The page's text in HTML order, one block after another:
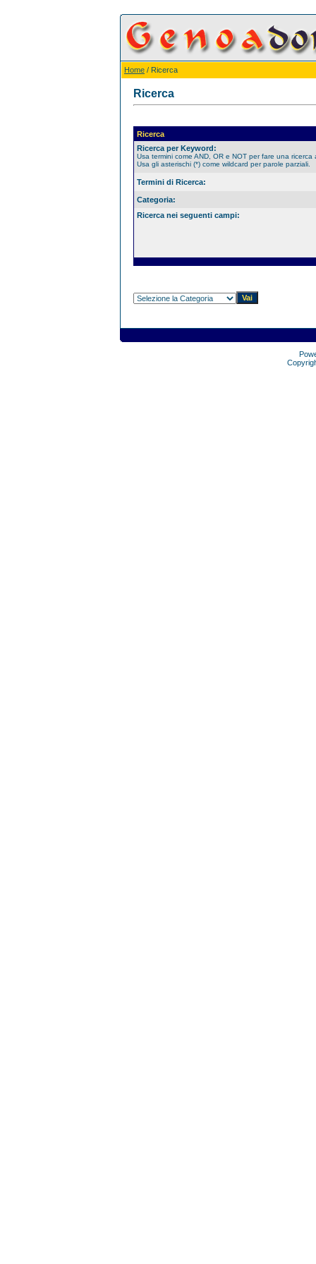
Home / Ricerca
Ricerca
Ricerca
Ricerca per Keyword:
Usa termini come AND, OR e NOT per fare una ricerca
Usa gli asterischi (*) come wildcard per parole parziali.
Termini di Ricerca:
Categoria:
Ricerca nei seguenti campi: